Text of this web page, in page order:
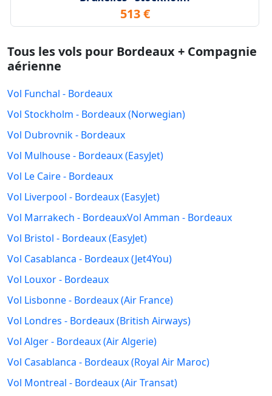
513 €
Tous les vols pour Bordeaux + Compagnie
aérienne
Vol Funchal - Bordeaux
Vol Stockholm - Bordeaux (Norwegian)
Vol Dubrovnik - Bordeaux
Vol Mulhouse - Bordeaux (EasyJet)
Vol Le Caire - Bordeaux
Vol Liverpool - Bordeaux (EasyJet)
Vol Marrakech - BordeauxVol Amman - Bordeaux
Vol Bristol - Bordeaux (EasyJet)
Vol Casablanca - Bordeaux (Jet4You)
Vol Louxor - Bordeaux
Vol Lisbonne - Bordeaux (Air France)
Vol Londres - Bordeaux (British Airways)
Vol Alger - Bordeaux (Air Algerie)
Vol Casablanca - Bordeaux (Royal Air Maroc)
Vol Montreal - Bordeaux (Air Transat)